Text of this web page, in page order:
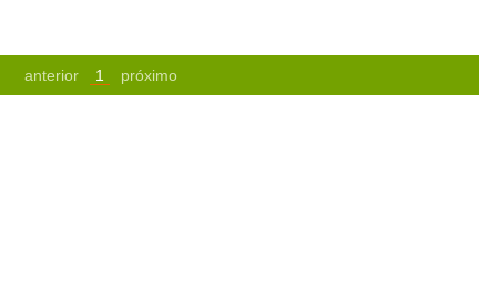
anterior 1 próximo